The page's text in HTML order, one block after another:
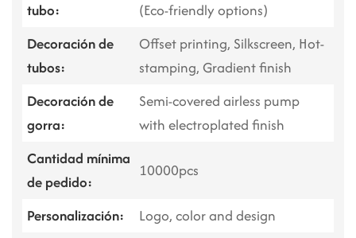
tubo:
(Eco-friendly options)
Decoración de
tubos:
Offset printing, Silkscreen, Hot-
stamping, Gradient finish
Decoración de
gorra:
Semi-covered airless pump
with electroplated finish
Cantidad mínima
de pedido:
10000pcs
Personalización:
Logo, color and design